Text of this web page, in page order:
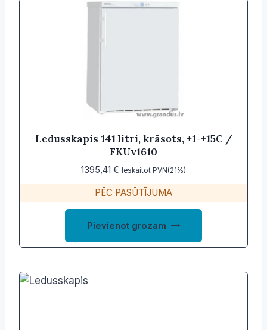
Ledusskapis 141 litri, krāsots, +1-+15C /
FKUv1610
1395,41 € Ieskaitot PVN(21%)
PĒC PASŪTĪJUMA
Pievienot grozam